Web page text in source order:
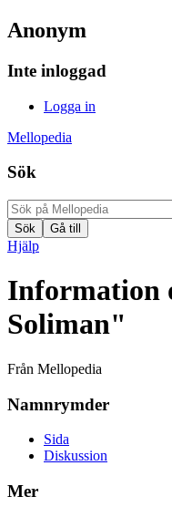
Anonym
Inte inloggad
Logga in
Mellopedia
Sök
Hjälp
Information
Soliman"
Från Mellopedia
Namnrymder
Sida
Diskussion
Mer